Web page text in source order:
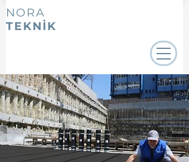
NORA
TEKNİK